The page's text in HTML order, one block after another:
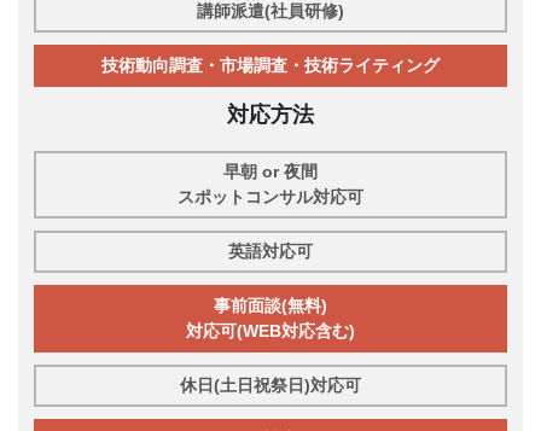
講師派遣(社員研修)
技術動向調査・市場調査・技術ライティング
対応方法
早朝 or 夜間
スポットコンサル対応可
英語対応可
事前面談(無料)
対応可(WEB対応含む)
休日(土日祝祭日)対応可